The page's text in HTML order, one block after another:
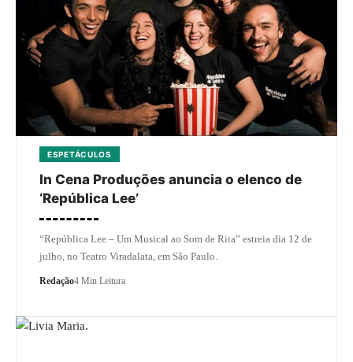
ESPETÁCULOS
In Cena Produções anuncia o elenco de
‘República Lee’
“República Lee – Um Musical ao Som de Rita” estreia dia 12 de
julho, no Teatro Viradalata, em São Paulo.
Redação4 Min Leitura